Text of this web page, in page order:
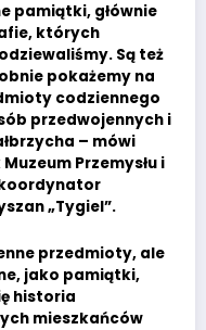
pamiątki, głównie
których
Są też
pokażemy na
codziennego
przedwojennych i
– mówi
Przemysłu i
„Tygiel”.
przedmioty, ale
jako pamiątki,
historia
mieszkańców